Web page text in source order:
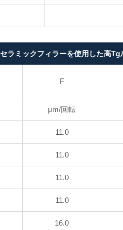
セラミックフィラーを使用した高
F
μm/回転
11.0
11.0
11.0
11.0
16.0